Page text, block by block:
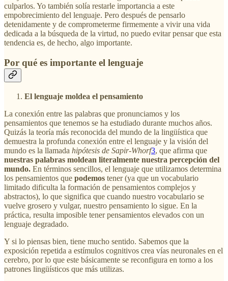
culparlos. Yo también solía restarle importancia a este
empobrecimiento del lenguaje. Pero después de pensarlo
detenidamente y de comprometerme firmemente a vivir una vida
dedicada a la búsqueda de la virtud, no puedo evitar pensar que esta
tendencia es, de hecho, algo importante.
Por qué es importante el lenguaje
El lenguaje moldea el pensamiento
La conexión entre las palabras que pronunciamos y los
pensamientos que tenemos se ha estudiado durante muchos años.
Quizás la teoría más reconocida del mundo de la lingüística que
demuestra la profunda conexión entre el lenguaje y la visión del
mundo es la llamada hipótesis de Sapir-Whorf3, que afirma que
nuestras palabras moldean literalmente nuestra percepción del
mundo. En términos sencillos, el lenguaje que utilizamos determina
los pensamientos que podemos tener (ya que un vocabulario
limitado dificulta la formación de pensamientos complejos y
abstractos), lo que significa que cuando nuestro vocabulario se
vuelve grosero y vulgar, nuestro pensamiento lo sigue. En la
práctica, resulta imposible tener pensamientos elevados con un
lenguaje degradado.
Y si lo piensas bien, tiene mucho sentido. Sabemos que la
exposición repetida a estímulos cognitivos crea vías neuronales en el
cerebro, por lo que este básicamente se reconfigura en torno a los
patrones lingüísticos que más utilizas.